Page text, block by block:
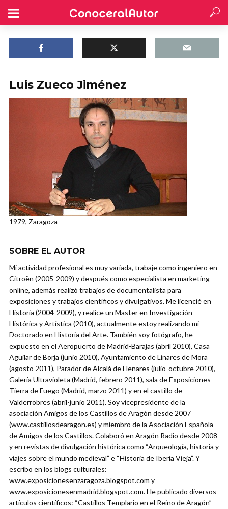
Luis Zueco Jiménez
1979, Zaragoza
SOBRE EL AUTOR
Mi actividad profesional es muy variada, trabaje como ingeniero en
Citroën (2005-2009) y después como especialista en marketing
online, además realizó trabajos de documentalista para
exposiciones y trabajos científicos y divulgativos. Me licencié en
Historia (2004-2009), y realice un Master en Investigación
Histórica y Artística (2010), actualmente estoy realizando mi
Doctorado en Historia del Arte. También soy fotógrafo, he
expuesto en el Aeropuerto de Madrid-Barajas (abril 2010), Casa
Aguilar de Borja (junio 2010), Ayuntamiento de Linares de Mora
(agosto 2011), Parador de Alcalá de Henares (julio-octubre 2010),
Galería Ultravioleta (Madrid, febrero 2011), sala de Exposiciones
Tierra de Fuego (Madrid, marzo 2011) y en el castillo de
Valderrobres (abril-junio 2011). Soy vicepresidente de la
asociación Amigos de los Castillos de Aragón desde 2007
(www.castillosdearagon.es) y miembro de la Asociación Española
de Amigos de los Castillos. Colaboró en Aragón Radio desde 2008
y en revistas de divulgación histórica como “Arqueología, historia y
viajes sobre el mundo medieval” e “Historia de Iberia Vieja”. Y
escribo en los blogs culturales:
www.exposicionesenzaragoza.blogspot.com y
www.exposicionesenmadrid.blogspot.com. He publicado diversos
artículos científicos: “Castillos Templario en el Reino de Aragón”